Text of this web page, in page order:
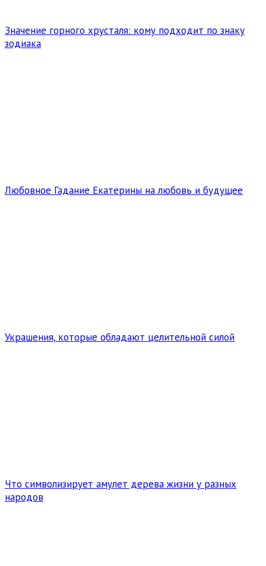
Значение горного хрусталя: кому подходит по знаку
зодиака
Любовное Гадание Екатерины на любовь и будущее
Украшения, которые обладают целительной силой
Что символизирует амулет дерева жизни у разных
народов